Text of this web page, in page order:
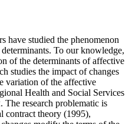
have studied the phenomenon
To our knowledge,
of the determinants of affective
studies the impact of changes
variation of the affective
Health and Social Services
research problematic is
contract theory (1995),